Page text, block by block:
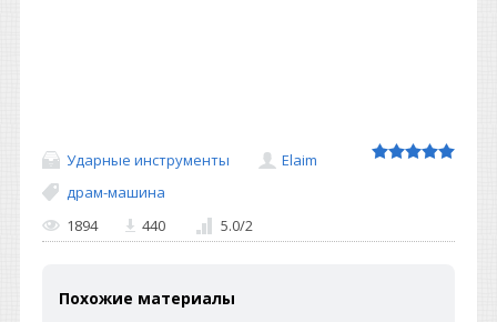
Ударные инструменты
Elaim
драм-машина
1894
440 5.0/2
Похожие материалы